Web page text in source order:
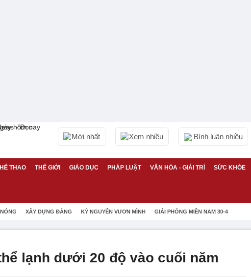
Mới nhất Xem nhiều Bình luận nhiều
THAO THẾ GIỚI GIÁO DỤC PHÁP LUẬT VĂN HÓA - GIẢI TRÍ SỨC KHỎE
XÂY DỰNG ĐẢNG KỶ NGUYÊN VƯƠN MÌNH GIẢI PHÓNG MIỀN NAM 30-4
lạnh dưới 20 độ vào cuối năm